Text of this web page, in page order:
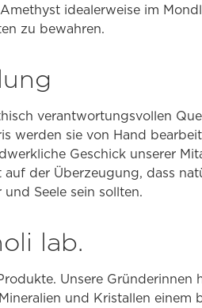
idealerweise im
zu bewahren.
verantwortungsvollen
werden sie von Hand
Geschick unserer
auf der Überzeugung, dass
Seele sein sollten.
lab.
Unsere Gründerinnen
und Kristallen einem